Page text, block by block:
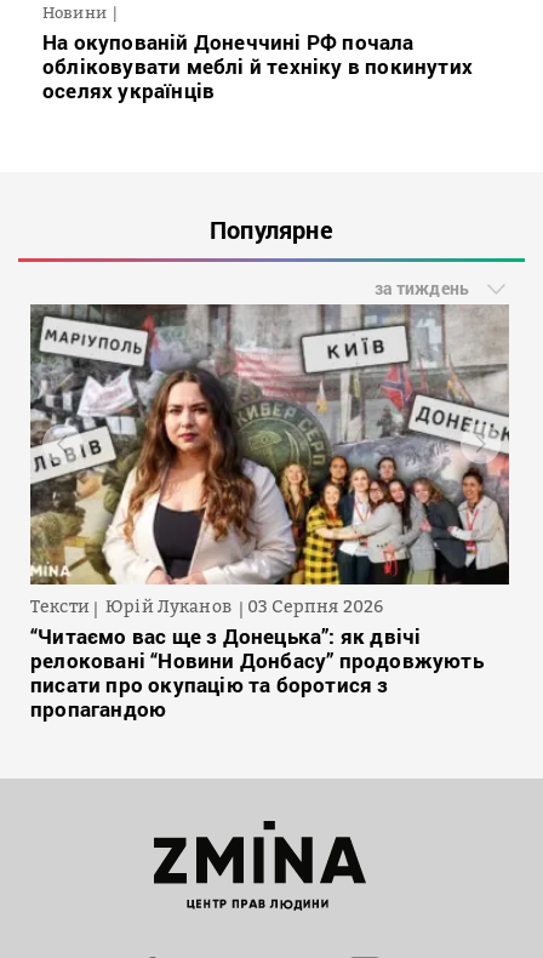
Новини
На окупованій Донеччині РФ почала
обліковувати меблі й техніку в покинутих
оселях українців
Популярне
за тиждень
Тексти Юрій Луканов 03 Серпня 2026
“Читаємо вас ще з Донецька”: як двічі
релоковані “Новини Донбасу” продовжують
писати про окупацію та боротися з
пропагандою